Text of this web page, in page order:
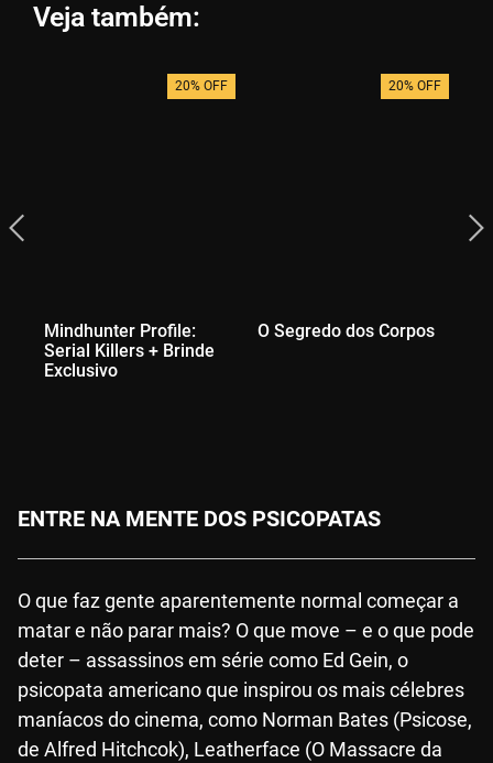
Veja também:
20% OFF
Mindhunter Profile:
Serial Killers + Brinde
Exclusivo
20% OFF
O Segredo dos Corpos
ENTRE NA MENTE DOS PSICOPATAS
O que faz gente aparentemente normal começar a
matar e não parar mais? O que move – e o que pode
deter – assassinos em série como Ed Gein, o
psicopata americano que inspirou os mais célebres
maníacos do cinema, como Norman Bates (Psicose,
de Alfred Hitchcok), Leatherface (O Massacre da